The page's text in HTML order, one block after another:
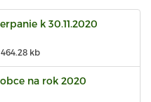
k 30.11.2020
kb
na rok 2020